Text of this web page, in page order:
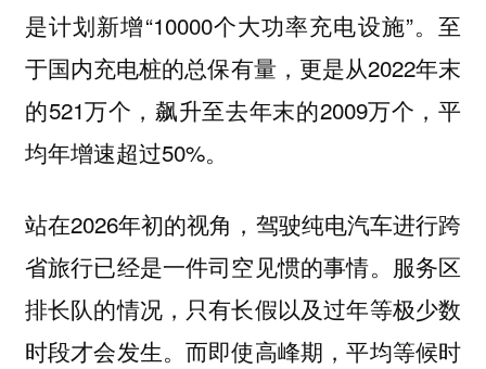
是计划新增“10000个大功率充电设施”。至
于国内充电桩的总保有量，更是从2022年末
的521万个，飙升至去年末的2009万个，平
均年增速超过50%。
站在2026年初的视角，驾驶纯电汽车进行跨
省旅行已经是一件司空见惯的事情。服务区
排长队的情况，只有长假以及过年等极少数
时段才会发生。而即使高峰期，平均等候时